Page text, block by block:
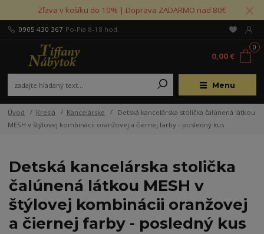
Zľava v košíku do 10% | Doprava ZADARMO nad 80€
Menu
0905 430 367 Po-Pia 8-18 hod.
0
0,00 €
Úvod Kreslá Kancelárske
Detská kancelárska stolička čalúnená látkou
MESH v štýlovej kombinácii oranžovej a čiernej farby - posledný kus
Detská kancelárska stolička
čalúnená látkou MESH v
štýlovej kombinácii oranžovej
a čiernej farby - posledný kus